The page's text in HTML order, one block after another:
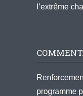
l’extrême
programme